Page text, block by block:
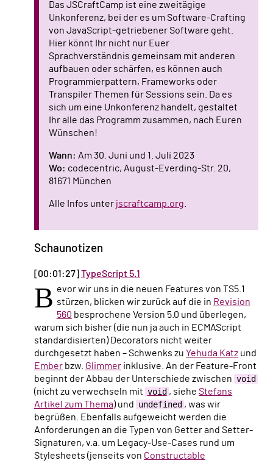
Das JSCraftCamp ist eine zweitägige
Unkonferenz, bei der es um Software-Crafting
von JavaScript-getriebener Software geht.
Hier könnt Ihr nicht nur Euer
Sprachverständnis gemeinsam mit anderen
aufbauen oder schärfen, es können auch
Programmierpattern, Frameworks oder
Transpiler Themen für Sessions sein. Da es
sich um eine Unkonferenz handelt, gestaltet
Ihr alle das Programm zusammen, nach Euren
Wünschen!
Wann: Am 30. Juni und 1. Juli 2023
Wo: codecentric, August-Everding-Str. 20,
81671 München
Alle Infos unter jscraftcamp.org
Schaunotizen
[00:01:27] TypeScript 5.1
B evor wir uns in die neuen Features von TS5.1
stürzen, blicken wir zurück auf die in Revision
560 besprochene Version 5.0 und überlegen,
warum sich bisher (die nun ja auch in ECMAScript
standardisierten) Decorators nicht weiter
durchgesetzt haben – Schwenks zu Yehuda Katz und
Ember bzw. Glimmer inklusive. An der Feature-Front
beginnt der Abbau der Unterschiede zwischen void
(nicht zu verwechseln mit void , sieheStefans
Artikel zum Thema) und undefined , was wir
begrüßen. Ebenfalls aufgeweicht werden die
Anforderungen an die Typen von Getter and Setter-
Signaturen, v.a. um Legacy-Use-Cases rund um
Stylesheets (jenseits von Constructable